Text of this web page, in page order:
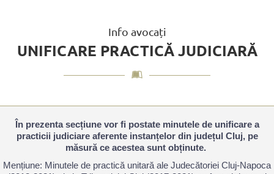
Info avocați
UNIFICARE PRACTICĂ JUDICIARĂ
În prezenta secțiune vor fi postate minutele de unificare a
practicii judiciare aferente instanțelor din județul Cluj, pe
măsură ce acestea sunt obținute.
Mențiune: Minutele de practică unitară ale Judecătoriei Cluj-Napoca